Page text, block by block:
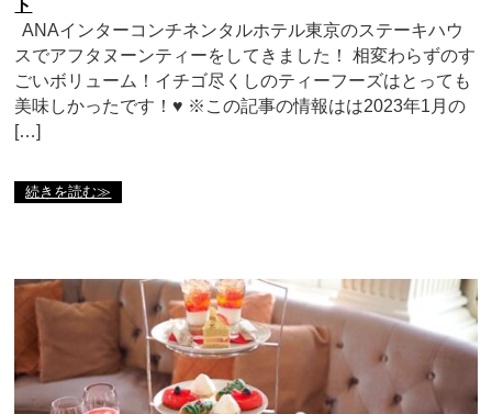
ト
ANAインターコンチネンタルホテル東京のステーキハウ
スでアフタヌーンティーをしてきました！ 相変わらずのす
ごいボリューム！イチゴ尽くしのティーフーズはとっても
美味しかったです！♥ ※この記事の情報はは2023年1月の
[…]
続きを読む≫